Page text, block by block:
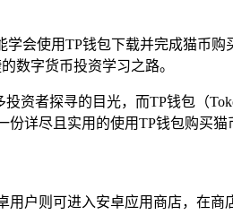
会使用TP钱包下载并完成猫币购
数字货币投资学习之路。
资者探寻的目光，而TP钱包（
详尽且实用的使用TP钱包购买猫
户则可进入安卓应用商店，在商